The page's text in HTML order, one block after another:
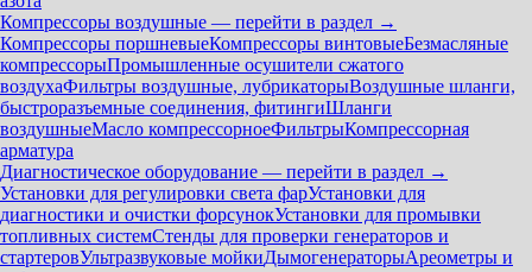
Компрессоры воздушные — перейти в раздел →
Компрессоры поршневыеКомпрессоры винтовыеБезмасляные
компрессорыПромышленные осушители сжатого
воздухаФильтры воздушные, лубрикаторыВоздушные шланги,
быстроразъемные соединения, фитингиШланги
воздушныеМасло компрессорноеФильтрыКомпрессорная
арматура
Диагностическое оборудование — перейти в раздел →
Установки для регулировки света фарУстановки для
диагностики и очистки форсунокУстановки для промывки
топливных системСтенды для проверки генераторов и
стартеровУльтразвуковые мойкиДымогенераторыАреометры и